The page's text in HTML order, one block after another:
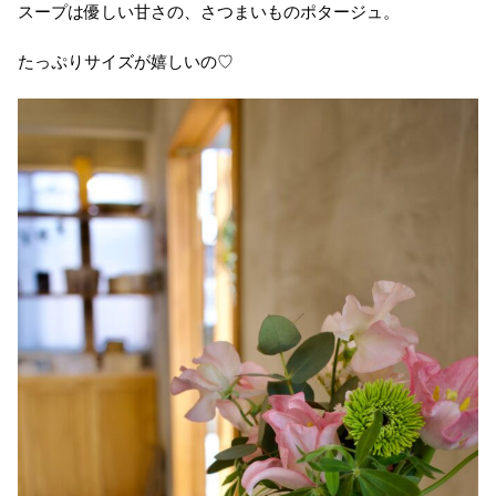
スープは優しい甘さの、さつまいものポタージュ。
たっぷりサイズが嬉しいの♡